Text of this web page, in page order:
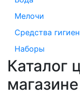
Мелочи
Средства
Наборы
Каталог
магазине